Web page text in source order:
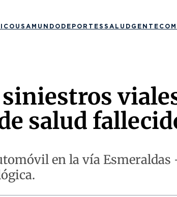
USA MUNDO DEPORTES SALUD GENTE
salud
en la vía